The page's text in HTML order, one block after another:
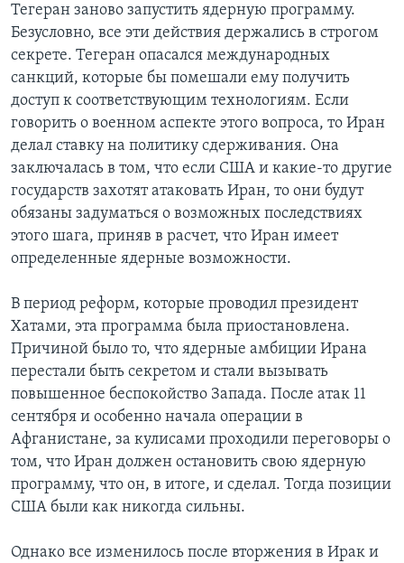
Тегеран заново запустить ядерную программу.
Безусловно, все эти действия держались в строгом
секрете. Тегеран опасался международных
санкций, которые бы помешали ему получить
доступ к соответствующим технологиям. Если
говорить о военном аспекте этого вопроса, то Иран
делал ставку на политику сдерживания. Она
заключалась в том, что если США и какие-то другие
государств захотят атаковать Иран, то они будут
обязаны задуматься о возможных последствиях
этого шага, приняв в расчет, что Иран имеет
определенные ядерные возможности.
В период реформ, которые проводил президент
Хатами, эта программа была приостановлена.
Причиной было то, что ядерные амбиции Ирана
перестали быть секретом и стали вызывать
повышенное беспокойство Запада. После атак 11
сентября и особенно начала операции в
Афганистане, за кулисами проходили переговоры о
том, что Иран должен остановить свою ядерную
программу, что он, в итоге, и сделал. Тогда позиции
США были как никогда сильны.
Однако все изменилось после вторжения в Ирак и